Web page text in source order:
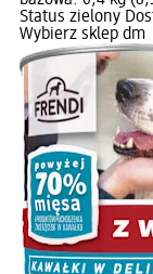
Status zielony
Wybierz sklep dm